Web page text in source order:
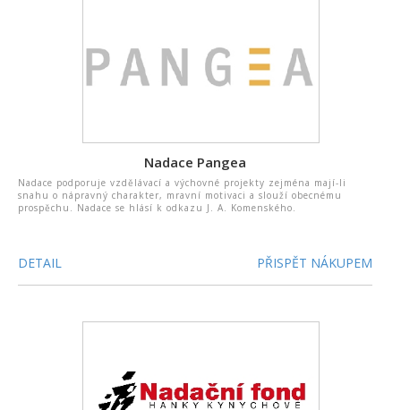
Nadace Pangea
Nadace podporuje vzdělávací a výchovné projekty zejména mají-li
snahu o nápravný charakter, mravní motivaci a slouží obecnému
prospěchu. Nadace se hlásí k odkazu J. A. Komenského.
DETAIL PŘISPĚT NÁKUPEM